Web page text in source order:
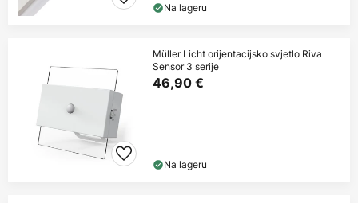
Na lageru
Müller Licht orijentacijsko svjetlo Riva
Sensor 3 serije
46,90 €
Na lageru